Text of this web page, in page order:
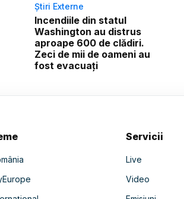
Știri Externe
Incendiile din statul
Washington au distrus
aproape 600 de clădiri.
Zeci de mii de oameni au
fost evacuați
Servicii
Live
Video